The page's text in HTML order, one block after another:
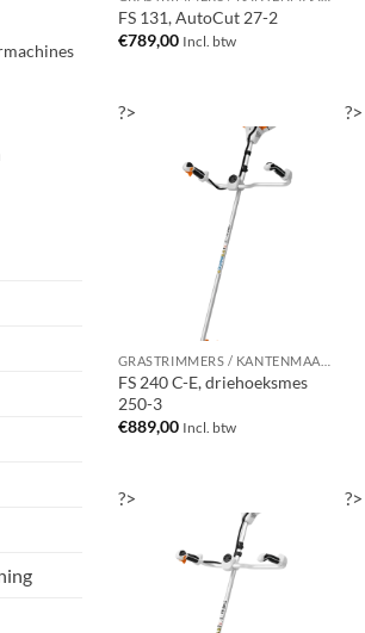
FS 131, AutoCut 27-2
€789,00 Incl. btw
?>
FS 240 C-E, driehoeksmes
250-3
€889,00 Incl. btw
?>
?> ?>